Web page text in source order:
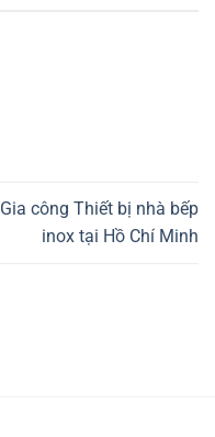
Gia công Thiết bị nhà bếp
inox tại Hồ Chí Minh